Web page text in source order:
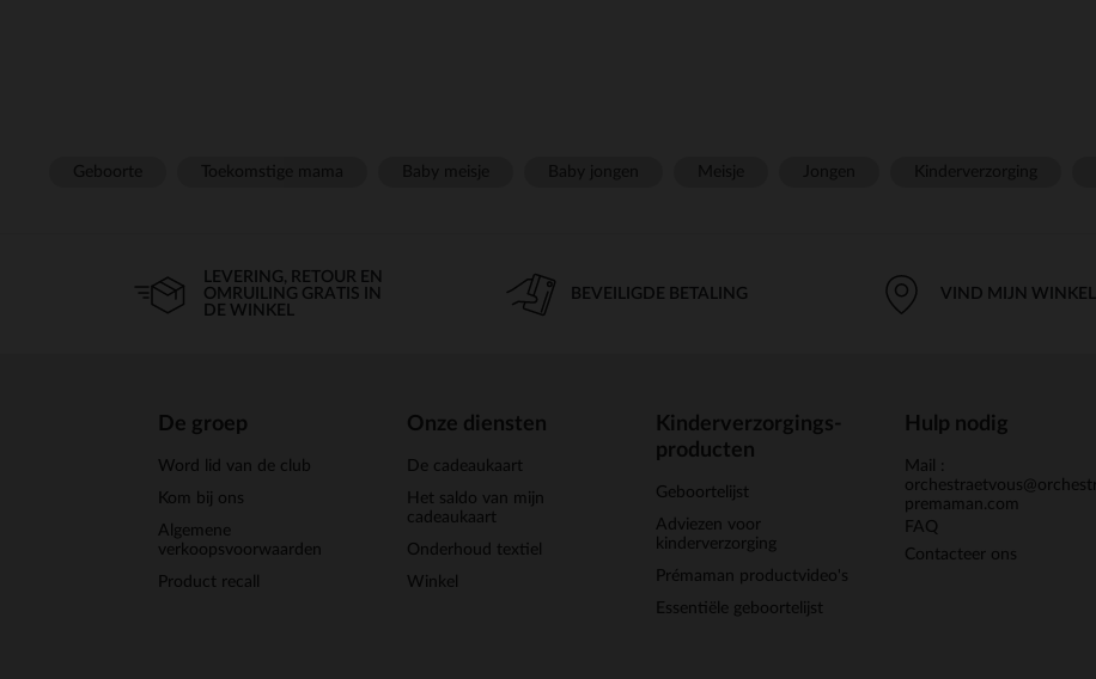
LEVERING, RETOUR EN
OMRUILING GRATIS IN
DE WINKEL
BEVEILIGDE BETALING VIND MIJN WINKEL
De groep
Word lid van de club
Kom bij ons
Algemene
verkoopsvoorwaarden
Product recall
Onze diensten
De cadeaukaart
Het saldo van mijn
cadeaukaart
Onderhoud textiel
Winkel
Kinderverzorgings-
producten
Geboortelijst
Adviezen voor
kinderverzorging
Prémaman productvideo's
Essentiële geboortelijst
Hulp nodig
Mail :
premaman.com
FAQ
Contacteer ons